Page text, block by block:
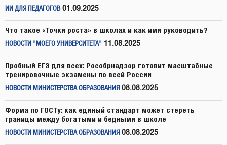
ИИ ДЛЯ ПЕДАГОГОВ 01.09.2025
Что такое «Точки роста» в школах и как ими руководить?
НОВОСТИ "МОЕГО УНИВЕРСИТЕТА" 11.08.2025
Пробный ЕГЭ для всех: Рособрнадзор готовит масштабные
тренировочные экзамены по всей России
НОВОСТИ МИНИСТЕРСТВА ОБРАЗОВАНИЯ 08.08.2025
Форма по ГОСТу: как единый стандарт может стереть
границы между богатыми и бедными в школе
НОВОСТИ МИНИСТЕРСТВА ОБРАЗОВАНИЯ 08.08.2025